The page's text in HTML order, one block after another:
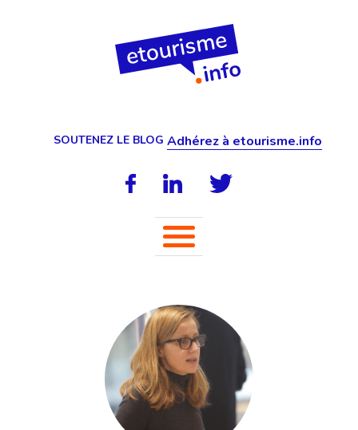
SOUTENEZ LE BLOG Adhérez à etourisme.info